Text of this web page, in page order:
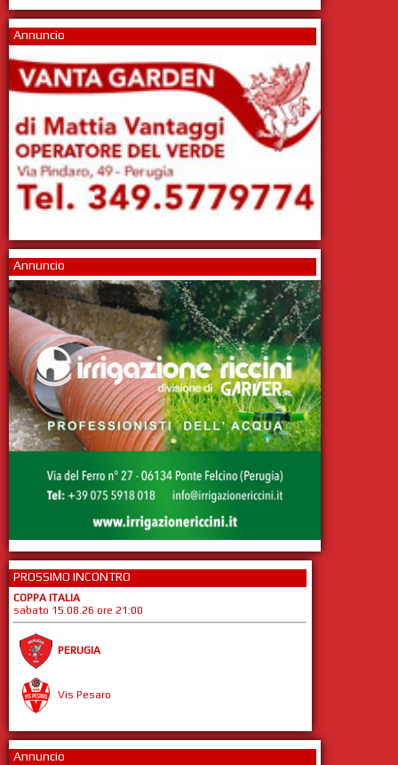
Annuncio
Annuncio
PROSSIMO INCONTRO
COPPA ITALIA
sabato 15.08.26 ore 21:00
PERUGIA
Vis Pesaro
Annuncio